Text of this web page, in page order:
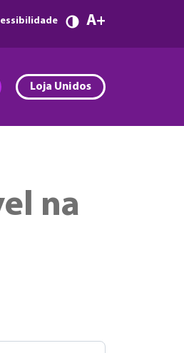
A
Loja Unidos
na